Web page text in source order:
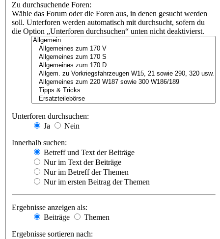
Zu durchsuchende Foren:
Wähle das Forum oder die Foren aus, in denen gesucht werden
soll. Unterforen werden automatisch mit durchsucht, sofern du
die Option „Unterforen durchsuchen“ unten nicht deaktivierst.
Unterforen durchsuchen:
Ja
Nein
Innerhalb suchen:
Betreff und Text der Beiträge
Nur im Text der Beiträge
Nur im Betreff der Themen
Nur im ersten Beitrag der Themen
Ergebnisse anzeigen als:
Beiträge
Themen
Ergebnisse sortieren nach: